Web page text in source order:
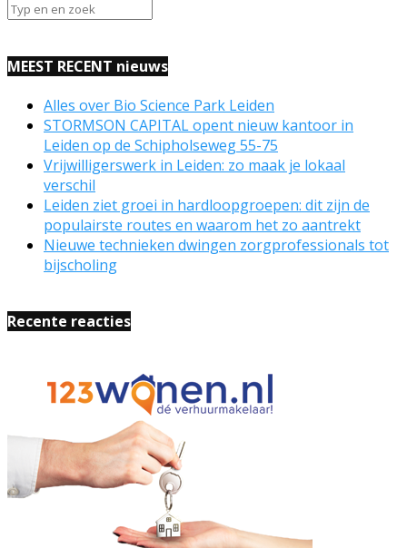
MEEST RECENT nieuws
Alles over Bio Science Park Leiden
STORMSON CAPITAL opent nieuw kantoor in
Leiden op de Schipholseweg 55-75
Vrijwilligerswerk in Leiden: zo maak je lokaal
verschil
Leiden ziet groei in hardloopgroepen: dit zijn de
populairste routes en waarom het zo aantrekt
Nieuwe technieken dwingen zorgprofessionals tot
bijscholing
Recente reacties